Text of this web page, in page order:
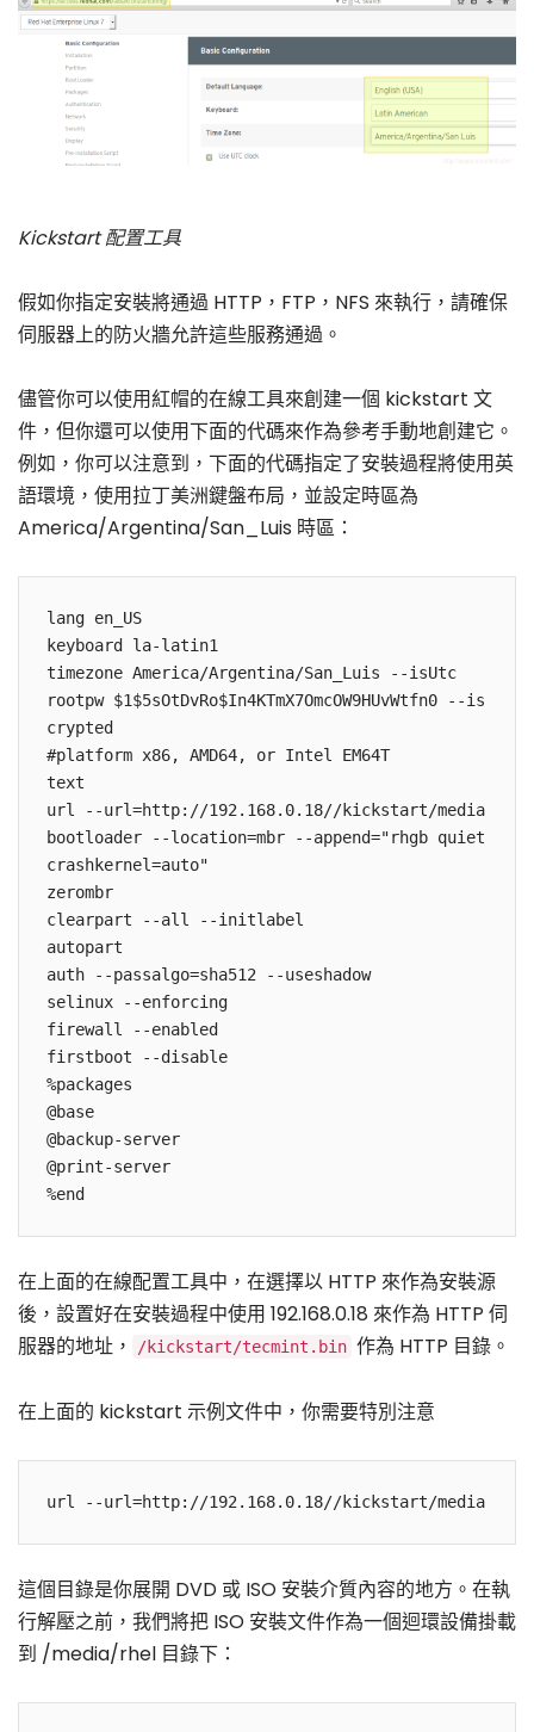
Kickstart 配置工具
假如你指定安裝將通過 HTTP，FTP，NFS 來執行，請確保
伺服器上的防火牆允許這些服務通過。
儘管你可以使用紅帽的在線工具來創建一個 kickstart 文
件，但你還可以使用下面的代碼來作為參考手動地創建它。
例如，你可以注意到，下面的代碼指定了安裝過程將使用英
語環境，使用拉丁美洲鍵盤布局，並設定時區為
America/Argentina/San_Luis 時區：
lang en_US
keyboard la-latin1
timezone America/Argentina/San_Luis --isUtc
rootpw $1$5sOtDvRo$In4KTmX7OmcOW9HUvWtfn0 --is
crypted
#platform x86, AMD64, or Intel EM64T
text
url --url=http://192.168.0.18//kickstart/media
bootloader --location=mbr --append="rhgb quiet
crashkernel=auto"
zerombr
clearpart --all --initlabel
autopart
auth --passalgo=sha512 --useshadow
selinux --enforcing
firewall --enabled
firstboot --disable
%packages
@base
@backup-server
@print-server
在上面的在線配置工具中，在選擇以 HTTP 來作為安裝源
後，設置好在安裝過程中使用 192.168.0.18 來作為 HTTP 伺
服器的地址，
/kickstart/tecmint.bin 作為 HTTP 目錄。
在上面的 kickstart 示例文件中，你需要特別注意
這個目錄是你展開 DVD 或 ISO 安裝介質內容的地方。在執
行解壓之前，我們將把 ISO 安裝文件作為一個迴環設備掛載
到 /media/rhel 目錄下：